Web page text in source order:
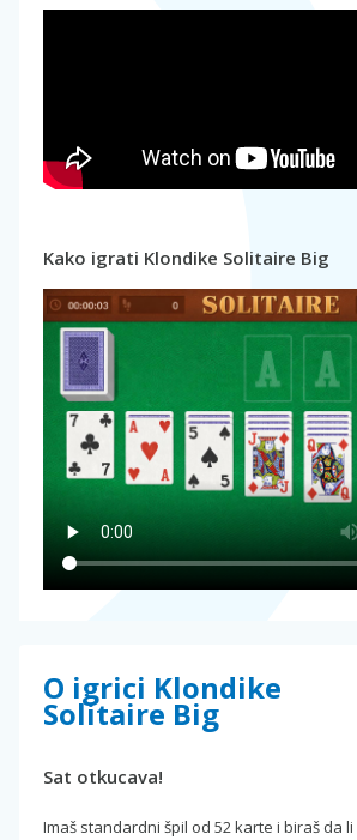
Kako igrati Klondike Solitaire Big
O igrici Klondike
Solitaire Big
Sat otkucava!
Imaš standardni špil od 52 karte i biraš da li